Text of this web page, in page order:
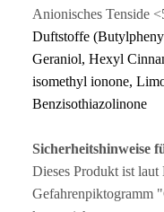
Anionisches Tenside
Duftstoffe
Geraniol, Hexyl
isomethyl ionone,
Benzisothiazolinone
Sicherheitshinweise
Dieses Produkt ist
Gefahrenpiktogramm